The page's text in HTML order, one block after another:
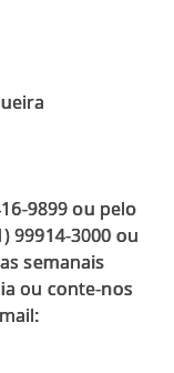
9899 ou pelo
99914-3000 ou
semanais
ou conte-nos